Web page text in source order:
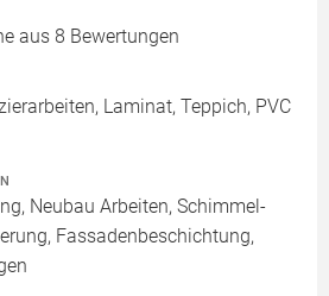
aus 8 Bewertungen
Laminat, Teppich, PVC
Neubau Arbeiten, Schimmel-
Fassadenbeschichtung,